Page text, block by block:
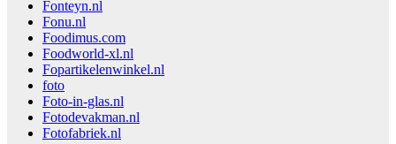
Fonteyn.nl
Fonu.nl
Foodimus.com
Foodworld-xl.nl
Fopartikelenwinkel.nl
foto
Foto-in-glas.nl
Fotodevakman.nl
Fotofabriek.nl